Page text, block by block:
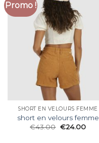
Promo !
SHORT EN VELOURS FEMME
short en velours femme
€43.00 €24.00